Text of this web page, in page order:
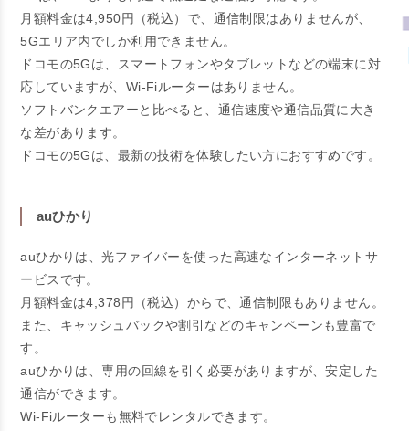
月額料金は4,950円（税込）で、通信制限はありませんが、
5Gエリア内でしか利用できません。
ドコモの5Gは、スマートフォンやタブレットなどの端末に対
応していますが、Wi-Fiルーターはありません。
ソフトバンクエアーと比べると、通信速度や通信品質に大き
な差があります。
ドコモの5Gは、最新の技術を体験したい方におすすめです。
auひかり
auひかりは、光ファイバーを使った高速なインターネットサ
ービスです。
月額料金は4,378円（税込）からで、通信制限もありません。
また、キャッシュバックや割引などのキャンペーンも豊富で
す。
auひかりは、専用の回線を引く必要がありますが、安定した
通信ができます。
Wi-Fiルーターも無料でレンタルできます。